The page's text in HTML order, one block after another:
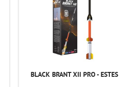
BLACK BRANT XII PRO - ESTES